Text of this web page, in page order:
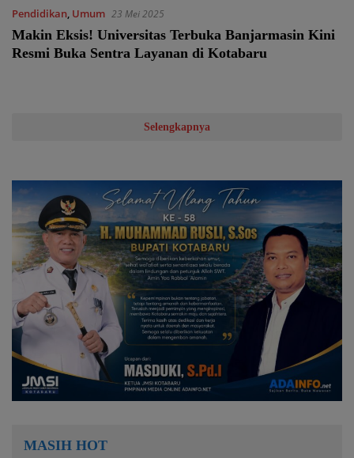
Pendidikan, Umum 23 Mei 2025
Makin Eksis! Universitas Terbuka Banjarmasin Kini
Resmi Buka Sentra Layanan di Kotabaru
Selengkapnya
MASIH HOT